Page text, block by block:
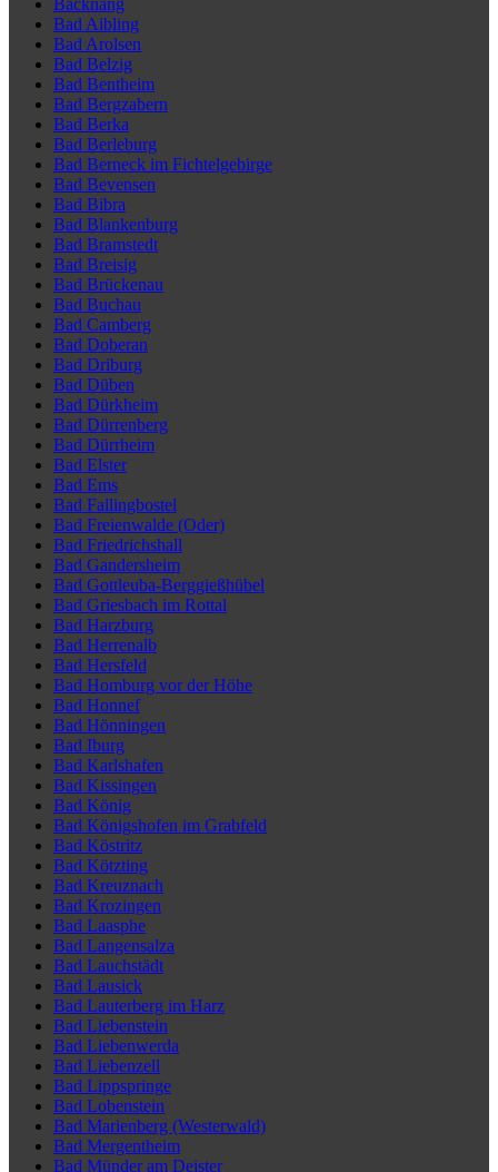
Backnang
Bad Aibling
Bad Arolsen
Bad Belzig
Bad Bentheim
Bad Bergzabern
Bad Berka
Bad Berleburg
Bad Berneck im Fichtelgebirge
Bad Bevensen
Bad Bibra
Bad Blankenburg
Bad Bramstedt
Bad Breisig
Bad Brückenau
Bad Buchau
Bad Camberg
Bad Doberan
Bad Driburg
Bad Düben
Bad Dürkheim
Bad Dürrenberg
Bad Dürrheim
Bad Elster
Bad Ems
Bad Fallingbostel
Bad Freienwalde (Oder)
Bad Friedrichshall
Bad Gandersheim
Bad Gottleuba-Berggießhübel
Bad Griesbach im Rottal
Bad Harzburg
Bad Herrenalb
Bad Hersfeld
Bad Homburg vor der Höhe
Bad Honnef
Bad Hönningen
Bad Iburg
Bad Karlshafen
Bad Kissingen
Bad König
Bad Königshofen im Grabfeld
Bad Köstritz
Bad Kötzting
Bad Kreuznach
Bad Krozingen
Bad Laasphe
Bad Langensalza
Bad Lauchstädt
Bad Lausick
Bad Lauterberg im Harz
Bad Liebenstein
Bad Liebenwerda
Bad Liebenzell
Bad Lippspringe
Bad Lobenstein
Bad Marienberg (Westerwald)
Bad Mergentheim
Bad Münder am Deister